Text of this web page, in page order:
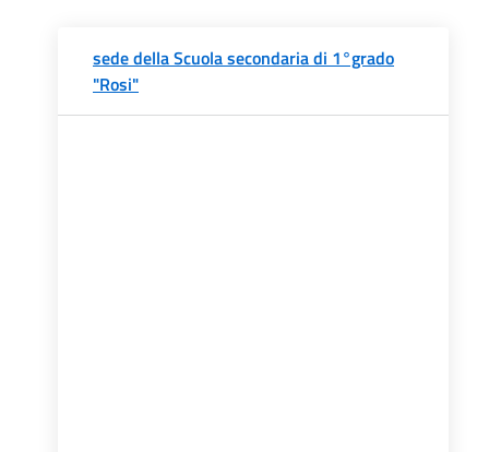
sede della Scuola secondaria di 1°grado
"Rosi"